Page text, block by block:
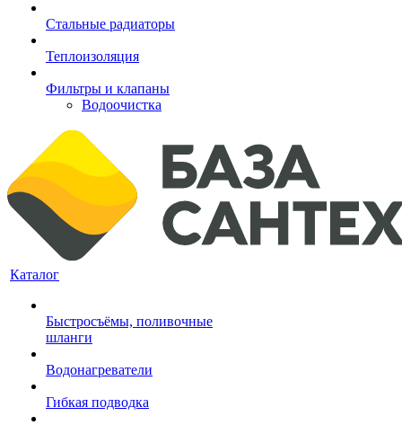
Стальные радиаторы
Теплоизоляция
Фильтры и клапаны
Водоочистка
Каталог
Быстросъёмы, поливочные
шланги
Водонагреватели
Гибкая подводка